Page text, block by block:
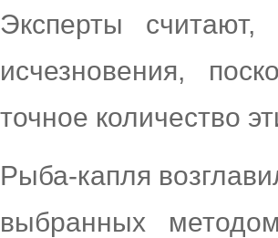
Эксперты
исчезновения,
точное количество
Рыба-капля
выбранных